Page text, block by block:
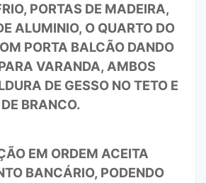
PORTAS DE MADEIRA,
ALUMINIO, O QUARTO DO
PORTA BALCÃO DANDO
VARANDA, AMBOS
DE GESSO NO TETO E
BRANCO.
EM ORDEM ACEITA
BANCÁRIO, PODENDO